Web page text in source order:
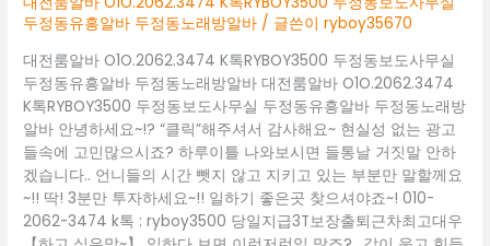
성
동
노
래
방
알
바
성
정
두정동유흥알바 두정동노래방알바 / 글쓴이ryboy35670
대전룸알바 O1O.2062.3474 K톡RYBOY3500 두정동보도사무실
두정동유흥알바 두정동노래방알바 대전룸알바 O1O.2062.3474
K톡RYBOY3500 두정동보도사무실 두정동유흥알바 두정동노래방
알바 안녕하세요~!? “클릭”해주셔서 감사해요~ 현실성 없는 광고
들속에 고민많으시죠? 하루이틀 나와보시면 들통날 거짓말 안하
겠습니다.. 언니들의 시간 뺏지 않고 지키고 있는 부분만 말할께요
~!! 딱! 3분만 투자하세요~!! 일하기 좋은곳 찾으셔야죠~! 010-
2062-3474 k톡 : ryboy3500 당일지급3T보장출퇴근차최고대우